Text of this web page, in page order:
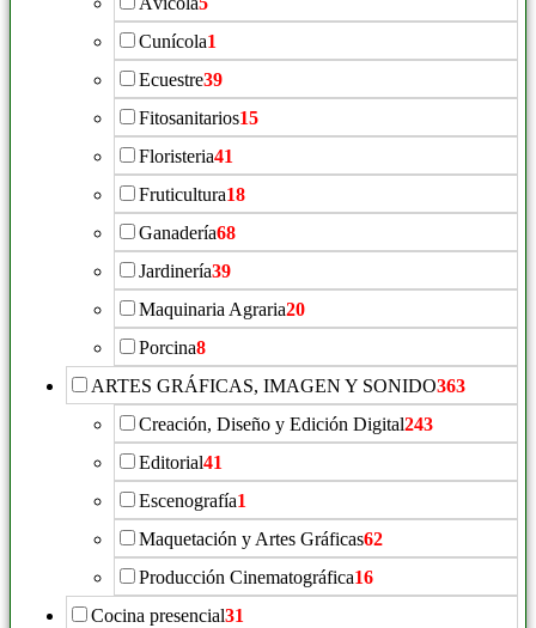
Cunícola1
Ecuestre39
Fitosanitarios15
Floristeria41
Fruticultura18
Ganadería68
Jardinería39
Maquinaria Agraria20
Porcina8
ARTES GRÁFICAS, IMAGEN Y SONIDO363
Creación, Diseño y Edición Digital243
Editorial41
Escenografía1
Maquetación y Artes Gráficas62
Producción Cinematográfica16
Cocina presencial31